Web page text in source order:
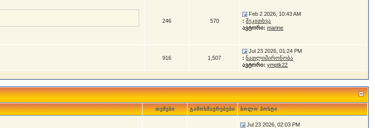
246 570
Feb 2 2026, 10:43 AM
: შეკითხვა
ავტორი: marine
916 1,507
Jul 23 2026, 01:24 PM
: ნათლიმირონობა
ავტორი: ymptk22
თემები გამოხმაურებები ბოლო პოსტი
Jul 23 2026, 02:03 PM